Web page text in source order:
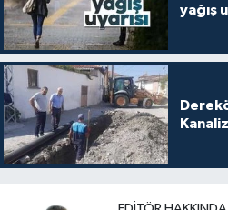
yağış